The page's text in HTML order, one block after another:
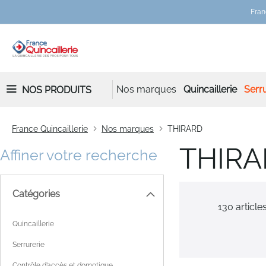
NOS PRODUITS Nos marques Quincaillerie
France Quincaillerie Nos marques THIRARD
130 articles
Affiner votre recherche
Catégories
Quincaillerie
Serrurerie